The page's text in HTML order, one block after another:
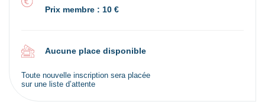
Prix membre : 10 €
Aucune place disponible
Toute nouvelle inscription sera placée
sur une liste d’attente